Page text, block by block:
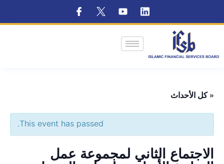
« كل الأحداث
This event has passed.
الاجتماع الثاني لمجموعة عمل